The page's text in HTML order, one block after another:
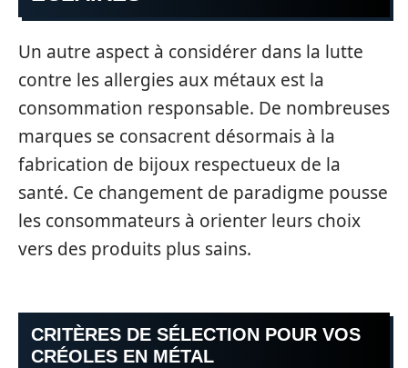
Un autre aspect à considérer dans la lutte
contre les allergies aux métaux est la
consommation responsable. De nombreuses
marques se consacrent désormais à la
fabrication de bijoux respectueux de la
santé. Ce changement de paradigme pousse
les consommateurs à orienter leurs choix
vers des produits plus sains.
CRITÈRES DE SÉLECTION POUR VOS
CRÉOLES EN MÉTAL